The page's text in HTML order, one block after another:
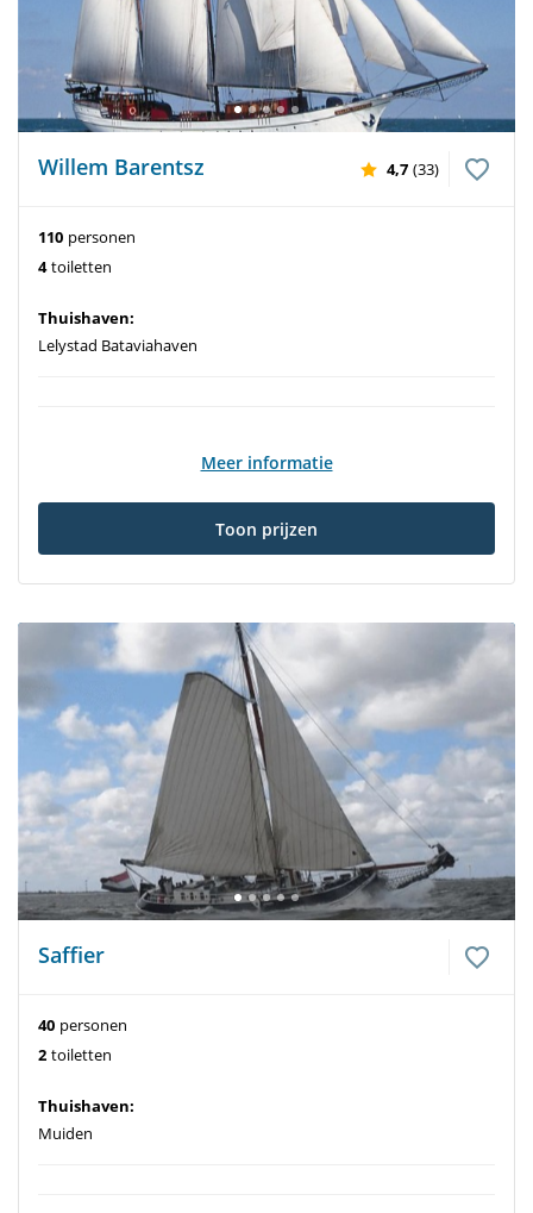
Willem Barentsz 4,7 (33)
110 personen
4 toiletten
Thuishaven:
Lelystad Bataviahaven
Meer informatie
Toon prijzen
Saffier
40 personen
2 toiletten
Thuishaven:
Muiden